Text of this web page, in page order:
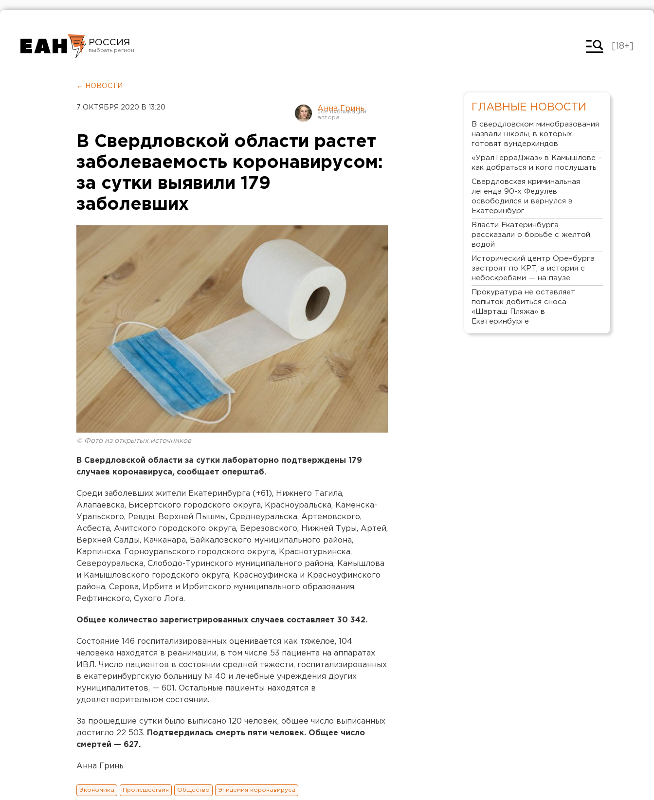
РОССИЯ
Челябинск
[18+]
← НОВОСТИ
7 ОКТЯБРЯ 2020 В 13:20 Анна Гринь
В Свердловской области растет
заболеваемость коронавирусом:
за сутки выявили 179
заболевших
© Фото из открытых источников
В Свердловской области за сутки лабораторно подтверждены 179
случаев коронавируса, сообщает оперштаб.
Среди заболевших жители Екатеринбурга (+61), Нижнего Тагила,
Алапаевска, Бисертского городского округа, Красноуральска, Каменска-
Уральского, Ревды, Верхней Пышмы, Среднеуральска, Артемовского,
Асбеста, Ачитского городского округа, Березовского, Нижней Туры, Артей,
Верхней Салды, Качканара, Байкаловского муниципального района,
Карпинска, Горноуральского городского округа, Краснотурьинска,
Североуральска, Слободо-Туринского муниципального района, Камышлова
и Камышловского городского округа, Красноуфимска и Красноуфимского
района, Серова, Ирбита и Ирбитского муниципального образования,
Рефтинского, Сухого Лога.
Общее количество зарегистрированных случаев составляет 30 342.
Состояние 146 госпитализированных оценивается как тяжелое, 104
человека находятся в реанимации, в том числе 53 пациента на аппаратах
ИВЛ. Число пациентов в состоянии средней тяжести, госпитализированных
в екатеринбургскую больницу № 40 и лечебные учреждения других
муниципалитетов, — 601. Остальные пациенты находятся в
удовлетворительном состоянии.
За прошедшие сутки было выписано 120 человек, общее число выписанных
достигло 22 503.
Подтвердилась смерть пяти человек. Общее число
смертей — 627.
Анна Гринь
Экономика Происшествия Общество Эпидемия коронавируса
ГЛАВНЫЕ НОВОСТИ
В свердловском минобразования
назвали школы, в которых
готовят вундеркиндов
«УралТерраДжаз» в Камышлове –
как добраться и кого послушать
Свердловская криминальная
легенда 90-х Федулев
освободился и вернулся в
Екатеринбург
Власти Екатеринбурга
рассказали о борьбе с желтой
водой
Исторический центр Оренбурга
застроят по КРТ, а история с
небоскребами — на паузе
Прокуратура не оставляет
попыток добиться сноса
«Шарташ Пляжа» в
Екатеринбурге